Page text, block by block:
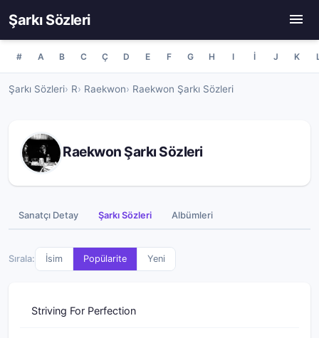
Şarkı Sözleri
# A B C Ç D E F G H I İ J K
Şarkı Sözleri R Raekwon Raekwon Şarkı Sözleri
Raekwon Şarkı Sözleri
Sanatçı Detay Şarkı Sözleri Albümleri
Sırala: İsim Popülarite Yeni
Striving For Perfection